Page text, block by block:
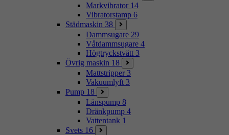
Markvibrator 14
Vibratorstamp 6
Städmaskin 38
Dammsugare 29
Våtdammsugare 4
Högtryckstvätt 3
Övrig maskin 18
Mattstripper 3
Vakuumlyft 3
Pump 18
Länspump 8
Dränkpump 4
Vattentank 1
Svets 16